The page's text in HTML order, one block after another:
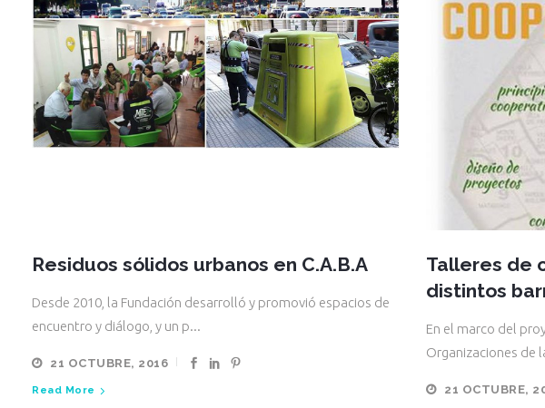
Residuos sólidos urbanos en C.A.B.A
Desde 2010, la Fundación desarrolló y promovió espacios de
encuentro y diálogo, y un p...
21 OCTUBRE, 2016
Read More
Talleres de
distintos
En el marco del
Organizaciones de
21 OCTUBRE,